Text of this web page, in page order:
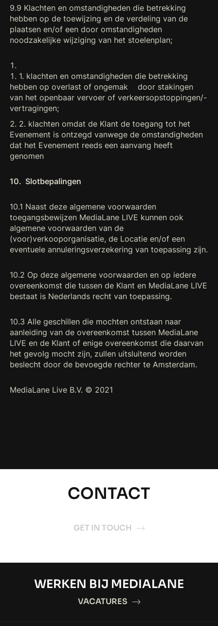
9.9 Klachten en omstandigheden die betrekking
hebben op de toewijzing en de verdeling van de
plaatsen en/of een door omstandigheden
noodzakelijke wijziging van het stoelenplan;
1. klachten en omstandigheden die betrekking
hebben op overlast of ongemak door stakingen
van het openbaar vervoer of verkeersopstoppingen/-
vertragingen;
2. klachten omdat de Klant de toegang tot het
Evenement is ontzegd vanwege de omstandigheden
dat het Evenement reeds een aanvang heeft
genomen
10. Slotbepalingen
10.1 Naast deze algemene voorwaarden
toegangsbewijzen MediaLane LIVE kunnen ook
algemene voorwaarden van de
(voor)verkooporganisatie, de Locatie en/of een
eventuele annuleringsverzekering van toepassing zijn.
10.2 Op deze algemene voorwaarden en op iedere
overeenkomst die tussen de Klant en MediaLane LIVE
bestaat is Nederlands recht van toepassing.
10.3 Alle geschillen die mochten ontstaan naar
aanleiding van de overeenkomst tussen MediaLane
LIVE en de Klant of enige overeenkomst die daarvan
het gevolg mocht zijn, zullen uitsluitend worden
beslecht door de bevoegde rechter te Amsterdam.
MediaLane Live B.V. © 2021
CONTACT
GET IN TOUCH
WERKEN BIJ MEDIALANE
VACATURES